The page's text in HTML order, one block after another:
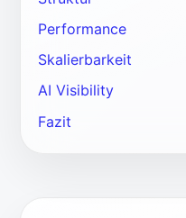
Performance
Skalierbarkeit
AI Visibility
Fazit